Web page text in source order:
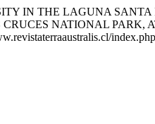
IN THE LAGUNA
NATIONAL PARK,